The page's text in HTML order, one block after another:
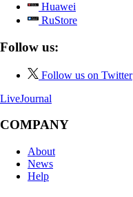
Huawei
RuStore
Follow us:
Follow us on Twitter
LiveJournal
COMPANY
About
News
Help